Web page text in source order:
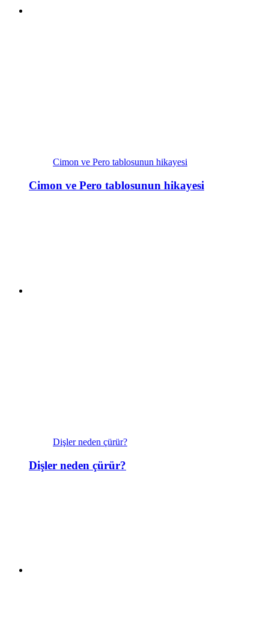
Cimon ve Pero tablosunun hikayesi
Cimon ve Pero tablosunun hikayesi
Dişler neden çürür?
Dişler neden çürür?